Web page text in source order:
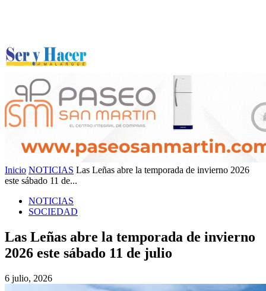
Inicio NOTICIAS Las Leñas abre la temporada de invierno 2026
este sábado 11 de...
NOTICIAS
SOCIEDAD
Las Leñas abre la temporada de invierno
2026 este sábado 11 de julio
6 julio, 2026